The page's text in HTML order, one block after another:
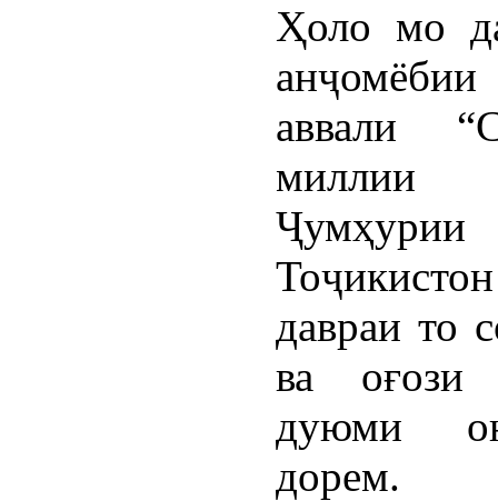
Ҳоло мо
аввали
Ҷумҳурии
давраи то
ва оғози
дуюми
дорем.